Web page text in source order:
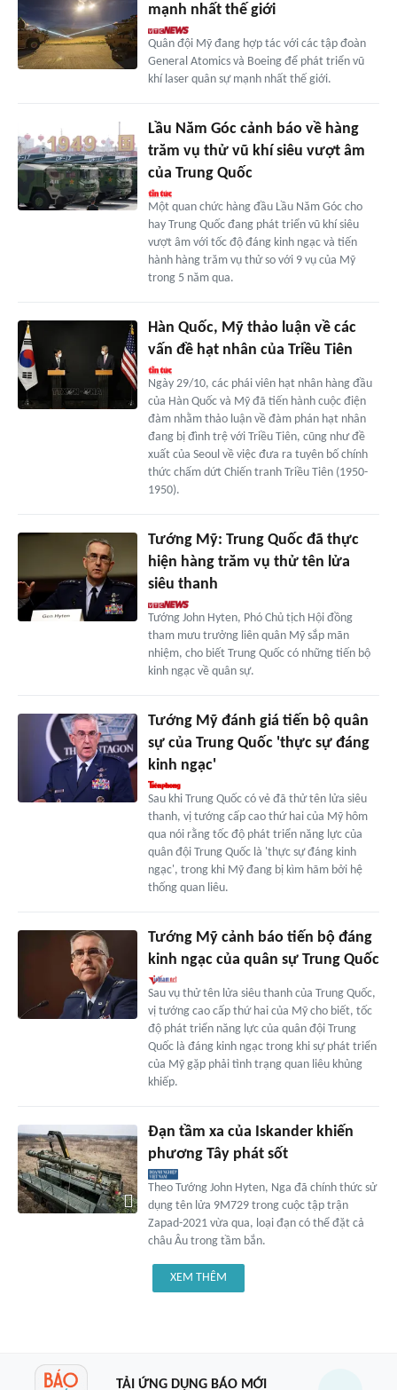
mạnh nhất thế giới
Quân đội Mỹ đang hợp tác với các tập đoàn
General Atomics và Boeing để phát triển vũ
khí laser quân sự mạnh nhất thế giới.
Lầu Năm Góc cảnh báo về hàng
trăm vụ thử vũ khí siêu vượt âm
của Trung Quốc
Một quan chức hàng đầu Lầu Năm Góc cho
hay Trung Quốc đang phát triển vũ khí siêu
vượt âm với tốc độ đáng kinh ngạc và tiến
hành hàng trăm vụ thử so với 9 vụ của Mỹ
trong 5 năm qua.
Hàn Quốc, Mỹ thảo luận về các
vấn đề hạt nhân của Triều Tiên
Ngày 29/10, các phái viên hạt nhân hàng đầu
của Hàn Quốc và Mỹ đã tiến hành cuộc điện
đàm nhằm thảo luận về đàm phán hạt nhân
đang bị đình trệ với Triều Tiên, cũng như đề
xuất của Seoul về việc đưa ra tuyên bố chính
thức chấm dứt Chiến tranh Triều Tiên (1950-
1950).
Tướng Mỹ: Trung Quốc đã thực
hiện hàng trăm vụ thử tên lửa
siêu thanh
Tướng John Hyten, Phó Chủ tịch Hội đồng
tham mưu trưởng liên quân Mỹ sắp mãn
nhiệm, cho biết Trung Quốc có những tiến bộ
kinh ngạc về quân sự.
Tướng Mỹ đánh giá tiến bộ quân
sự của Trung Quốc 'thực sự đáng
kinh ngạc'
Sau khi Trung Quốc có vẻ đã thử tên lửa siêu
thanh, vị tướng cấp cao thứ hai của Mỹ hôm
qua nói rằng tốc độ phát triển năng lực của
quân đội Trung Quốc là 'thực sự đáng kinh
ngạc', trong khi Mỹ đang bị kìm hãm bởi hệ
thống quan liêu.
Tướng Mỹ cảnh báo tiến bộ đáng
kinh ngạc của quân sự Trung Quốc
Sau vụ thử tên lửa siêu thanh của Trung Quốc,
vị tướng cao cấp thứ hai của Mỹ cho biết, tốc
độ phát triển năng lực của quân đội Trung
Quốc là đáng kinh ngạc trong khi sự phát triển
của Mỹ gặp phải tình trạng quan liêu khủng
khiếp.
Đạn tầm xa của Iskander khiến
phương Tây phát sốt
Theo Tướng John Hyten, Nga đã chính thức sử
dụng tên lửa 9M729 trong cuộc tập trận
Zapad-2021 vừa qua, loại đạn có thể đặt cả
châu Âu trong tầm bắn.
XEM THÊM
TẢI ỨNG DỤNG BÁO MỚI